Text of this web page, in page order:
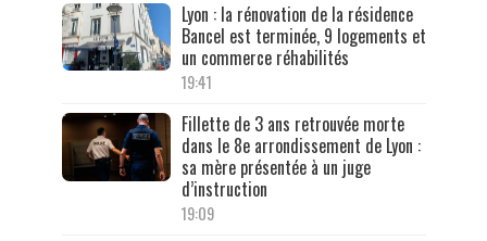
Lyon : la rénovation de la résidence
Bancel est terminée, 9 logements et
un commerce réhabilités
19:41
Fillette de 3 ans retrouvée morte
dans le 8e arrondissement de Lyon :
sa mère présentée à un juge
d’instruction
19:09